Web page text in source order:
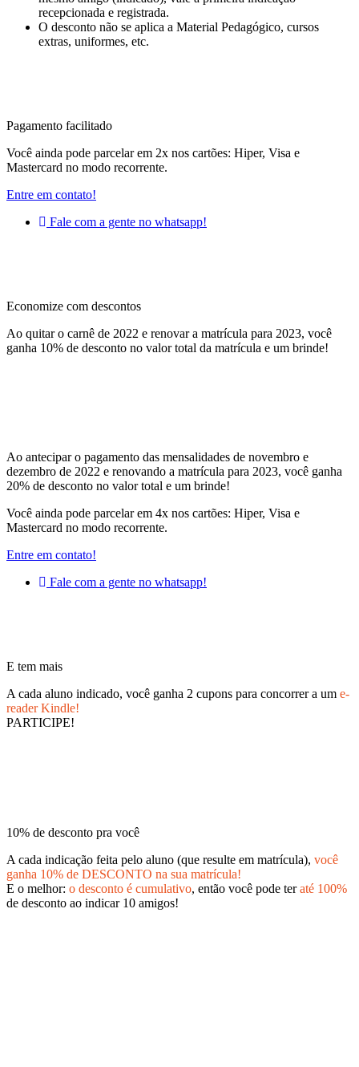
recepcionada e registrada.
O desconto não se aplica a Material Pedagógico, cursos
extras, uniformes, etc.
Pagamento facilitado
Você ainda pode parcelar em 2x nos cartões: Hiper, Visa e
Mastercard no modo recorrente.
Entre em contato!
Fale com a gente no whatsapp!
Economize com descontos
Ao quitar o carnê de 2022 e renovar a matrícula para 2023, você
ganha 10% de desconto no valor total da matrícula e um brinde!
Ao antecipar o pagamento das mensalidades de novembro e
dezembro de 2022 e renovando a matrícula para 2023, você ganha
20% de desconto no valor total e um brinde!
Você ainda pode parcelar em 4x nos cartões: Hiper, Visa e
Mastercard no modo recorrente.
Entre em contato!
Fale com a gente no whatsapp!
E tem mais
A cada aluno indicado, você ganha 2 cupons para concorrer a um e-
reader Kindle!
PARTICIPE!
10% de desconto pra você
A cada indicação feita pelo aluno (que resulte em matrícula), você
ganha 10% de DESCONTO na sua matrícula!
E o melhor: o desconto é cumulativo, então você pode teraté 100%
de desconto ao indicar 10 amigos!